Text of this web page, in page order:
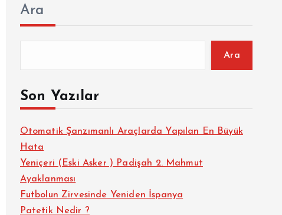
Ara
Ara
Son Yazılar
Otomatik Şanzımanlı Araçlarda Yapılan En Büyük
Hata
Yeniçeri (Eski Asker ) Padişah 2. Mahmut
Ayaklanması
Futbolun Zirvesinde Yeniden İspanya
Patetik Nedir ?